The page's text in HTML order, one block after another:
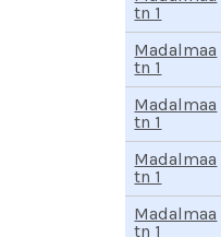
tn 1
Madalmaa
tn 1
Madalmaa
tn 1
Madalmaa
tn 1
Madalmaa
tn 1